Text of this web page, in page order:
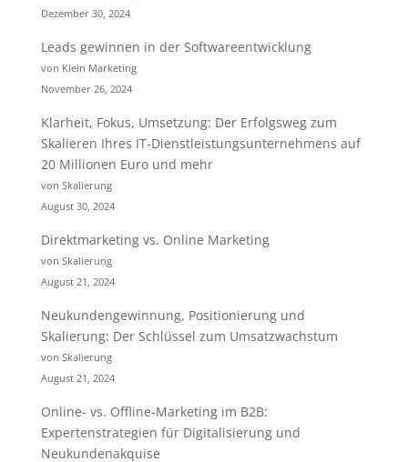
Dezember 30, 2024
Leads gewinnen in der Softwareentwicklung
von Klein Marketing
November 26, 2024
Klarheit, Fokus, Umsetzung: Der Erfolgsweg zum
Skalieren Ihres IT-Dienstleistungsunternehmens auf
20 Millionen Euro und mehr
von Skalierung
August 30, 2024
Direktmarketing vs. Online Marketing
von Skalierung
August 21, 2024
Neukundengewinnung, Positionierung und
Skalierung: Der Schlüssel zum Umsatzwachstum
von Skalierung
August 21, 2024
Online- vs. Offline-Marketing im B2B:
Expertenstrategien für Digitalisierung und
Neukundenakquise